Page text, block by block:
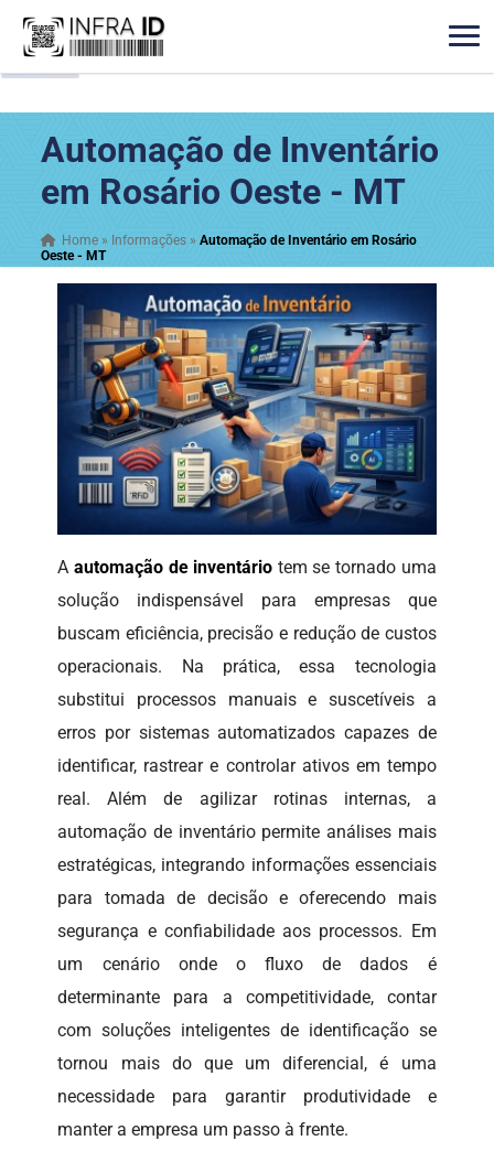
Automação de Inventário
em Rosário Oeste - MT
Home » Informações »Automação de Inventário em Rosário
Oeste - MT
Aautomação de inventário tem se tornado uma
solução indispensável para empresas que
buscam eficiência, precisão e redução de custos
operacionais. Na prática, essa tecnologia
substitui processos manuais e suscetíveis a
erros por sistemas automatizados capazes de
identificar, rastrear e controlar ativos em tempo
real. Além de agilizar rotinas internas, a
automação de inventário permite análises mais
estratégicas, integrando informações essenciais
para tomada de decisão e oferecendo mais
segurança e confiabilidade aos processos. Em
um cenário onde o fluxo de dados é
determinante para a competitividade, contar
com soluções inteligentes de identificação se
tornou mais do que um diferencial, é uma
necessidade para garantir produtividade e
manter a empresa um passo à frente.